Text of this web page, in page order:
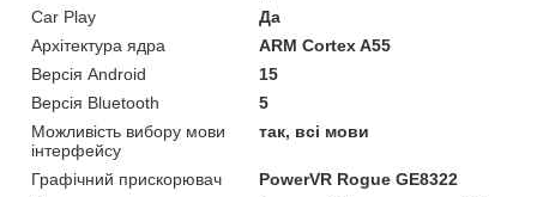
Car Play
Да
Архітектура ядра
ARM Cortex A55
Версія Android
15
Версія Bluetooth
5
Можливість вибору мови
інтерфейсу
так, всі мови
Графічний прискорювач
PowerVR Rogue GE8322